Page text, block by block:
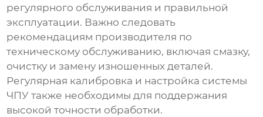
регулярного обслуживания и правильной
эксплуатации. Важно следовать
рекомендациям производителя по
техническому обслуживанию, включая смазку,
очистку и замену изношенных деталей.
Регулярная калибровка и настройка системы
ЧПУ также необходимы для поддержания
высокой точности обработки.